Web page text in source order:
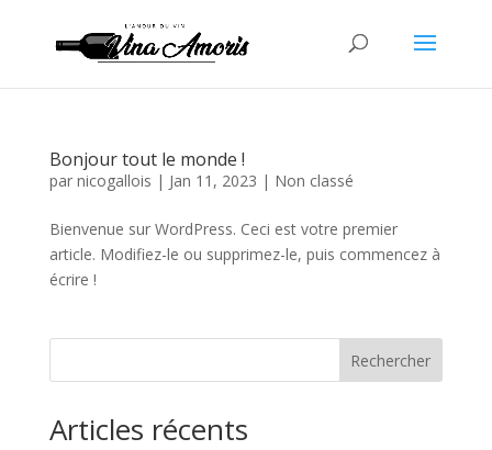
Bonjour tout le monde !
par nicogallois | Jan 11, 2023 | Non classé
Bienvenue sur WordPress. Ceci est votre premier
article. Modifiez-le ou supprimez-le, puis commencez à
écrire !
Rechercher
Articles récents